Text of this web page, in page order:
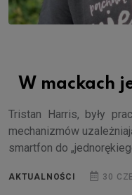
W mackach
Tristan Harris, były
mechanizmów
smartfon do
AKTUALNOŚCI 30